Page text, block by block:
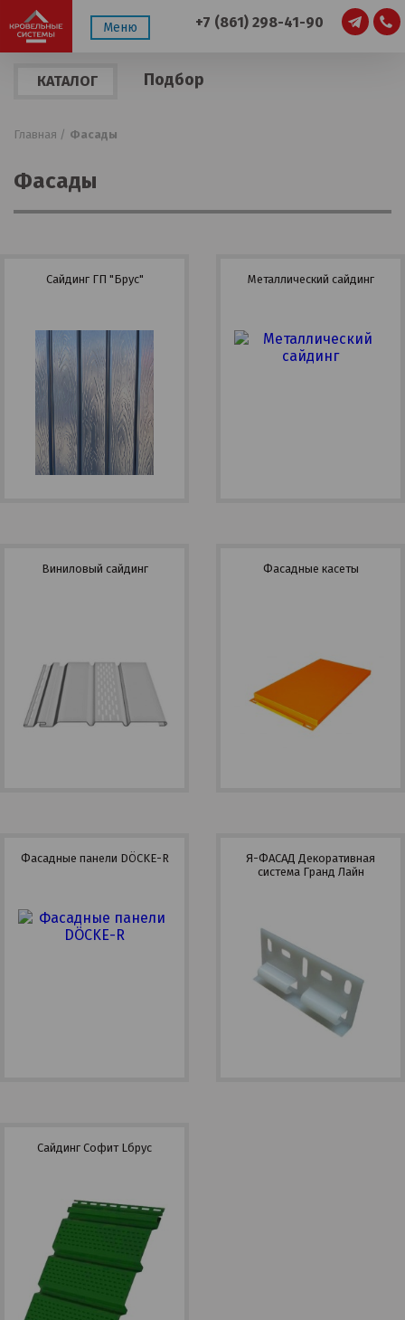
Меню +7 (861) 298-41-90
КАТАЛОГ
Подбор
Главная / Фасады
Фасады
Сайдинг ГП "Брус" Металлический сайдинг
Виниловый сайдинг Фасадные касеты
Фасадные панели DÖCKE-R
Я-ФАСАД Декоративная
система Гранд Лайн
Сайдинг Софит Lбрус